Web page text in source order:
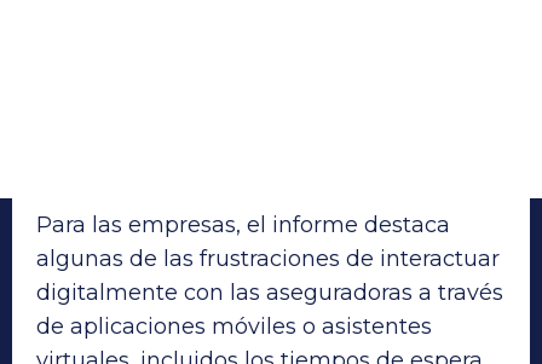
Para las empresas, el informe destaca
algunas de las frustraciones de interactuar
digitalmente con las aseguradoras a través
de aplicaciones móviles o asistentes